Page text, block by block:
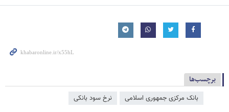
برچسب‌ها
بانک مرکزی جمهوری اسلامی نرخ سود بانکی